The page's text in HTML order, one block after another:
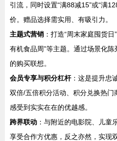
引流，同时设置“满88减15”或“满
价。赠品选择需实用、有吸引力。
主题式营销 ：打造“周末家庭囤货
有机食品周”等主题。通过场景化
的购买联想。
会员专享与积分杠杆：这是提升忠
双倍/五倍积分活动、积分兑换热
感受到实实在在的优越感。
跨界联动 ：与附近的电影院、儿童
享受合作方优惠，反之亦然，实现